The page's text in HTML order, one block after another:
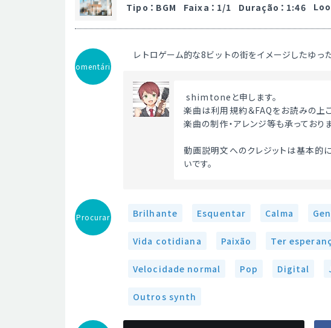
Tipo ： BGM Faixa ： 1/1 Duração ： 1:46
Comentário
レトロゲーム的な8ビットの街をイメージしたゆっ
shimtoneと申します。
楽曲は利用規約＆FAQをお読みの上
楽曲の制作・アレンジ等も承っておりま
動画説明文へのクレジットは基本的
いです。
Procurar Brilhante Esquentar Calma
Vida cotidiana Paixão Ter
Velocidade normal Pop Digital
Outros synth